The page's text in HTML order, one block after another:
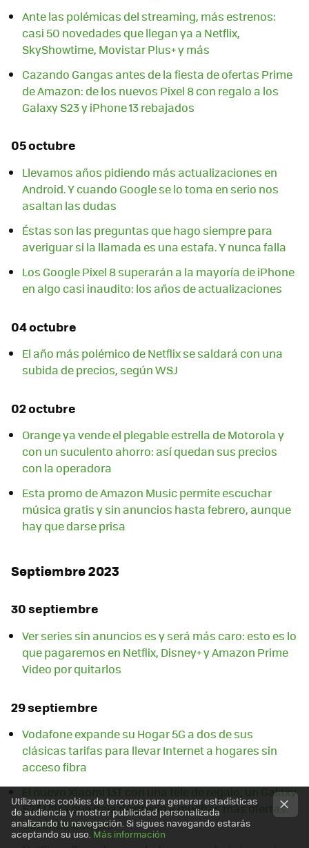
Ante las polémicas del streaming, más estrenos:
casi 50 novedades que llegan ya a Netflix,
SkyShowtime, Movistar Plus+ y más
Cazando Gangas antes de la fiesta de ofertas Prime
de Amazon: de los nuevos Pixel 8 con regalo a los
Galaxy S23 y iPhone 13 rebajados
05 octubre
Llevamos años pidiendo más actualizaciones en
Android. Y cuando Google se lo toma en serio nos
asaltan las dudas
Éstas son las preguntas que hago siempre para
averiguar si la llamada es una estafa. Y nunca falla
Los Google Pixel 8 superarán a la mayoría de iPhone
en algo casi inaudito: los años de actualizaciones
04 octubre
El año más polémico de Netflix se saldará con una
subida de precios, según WSJ
02 octubre
Orange ya vende el plegable estrella de Motorola y
con un suculento ahorro: así quedan sus precios
con la operadora
Esta promo de Amazon Music permite escuchar
música gratis y sin anuncios hasta febrero, aunque
hay que darse prisa
Septiembre 2023
30 septiembre
Ver series sin anuncios es y será más caro: esto es lo
que pagaremos en Netflix, Disney+ y Amazon Prime
Video por quitarlos
29 septiembre
Vodafone expande su Hogar 5G a dos de sus
clásicas tarifas para llevar Internet a hogares sin
acceso fibra
El nuevo Xiaomi 13T con una tele de regalo, un Galaxy
S23 Ultra que baja de precio y muchas más ofertas.
Cazando Gangas
Utilizamos cookies de terceros para generar estadísticas
de audiencia y mostrar publicidad personalizada
analizando tu navegación. Si sigues navegando estarás
aceptando su uso. Más información